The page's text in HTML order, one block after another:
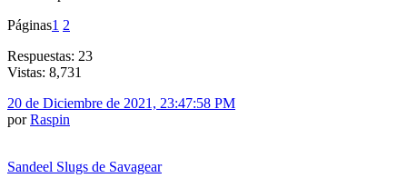
Páginas1 2
Respuestas: 23
Vistas: 8,731
20 de Diciembre de 2021, 23:47:58 PM
porRaspin
Sandeel Slugs de Savagear